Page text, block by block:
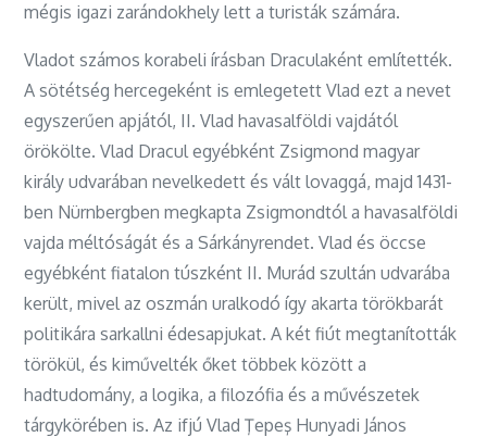
mégis igazi zarándokhely lett a turisták számára.
Vladot számos korabeli írásban Draculaként említették.
A sötétség hercegeként is emlegetett Vlad ezt a nevet
egyszerűen apjától, II. Vlad havasalföldi vajdától
örökölte. Vlad Dracul egyébként Zsigmond magyar
király udvarában nevelkedett és vált lovaggá, majd 1431-
ben Nürnbergben megkapta Zsigmondtól a havasalföldi
vajda méltóságát és a Sárkányrendet. Vlad és öccse
egyébként fiatalon túszként II. Murád szultán udvarába
került, mivel az oszmán uralkodó így akarta törökbarát
politikára sarkallni édesapjukat. A két fiút megtanították
törökül, és kiművelték őket többek között a
hadtudomány, a logika, a filozófia és a művészetek
tárgykörében is. Az ifjú Vlad Ţepeş Hunyadi János